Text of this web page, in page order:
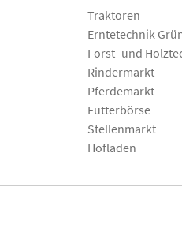
Traktoren
Erntetechnik
Forst- und
Rindermarkt
Pferdemarkt
Futterbörse
Stellenmarkt
Hofladen